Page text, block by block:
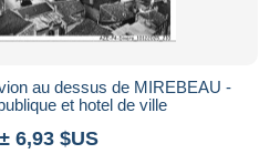
au dessus de MIREBEAU -
et hotel de ville
± 6,93 $US